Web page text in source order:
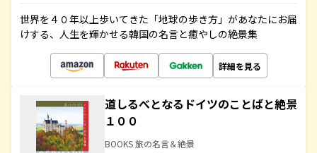
世界を４０年以上歩いてきた「地球の歩き方」があなたにお届
けする、人生を輝かせる韓国の名言と癒やしの絶景集
詳細を見る
道しるべとなるドイツのことばと絶景
１００
BOOKS 旅の名言＆絶景